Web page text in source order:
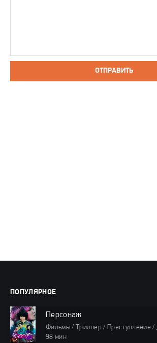
ОТПРАВИТЬ
ПОПУЛЯРНОЕ
Персонаж
Фильмы / Триллер / Преступление /
98 мин